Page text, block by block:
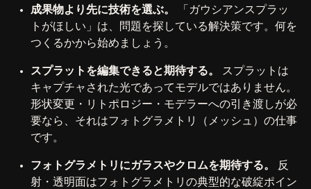
成果物より先に技術を選ぶ。
「ガウシアンスプラッ
トがほしい」は、問題を探している解決策です。何を
つくるかから始めましょう。
スプラットを編集できると期待する。
スプラットは
キャプチャされた光であってモデルではありません。
形状変更・リトポロジー・モデラーへの引き渡しが必
要なら、それはフォトグラメトリ（メッシュ）の仕事
です。
フォトグラメトリにガラスやクロムを期待する。
反
射・透明面はフォトグラメトリの典型的な破綻ポイン